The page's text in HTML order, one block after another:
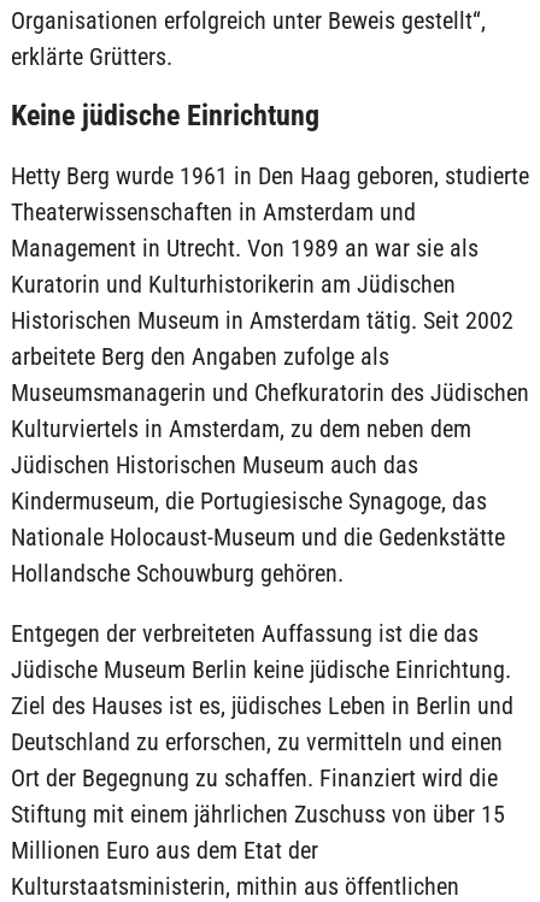
Organisationen erfolgreich unter Beweis gestellt“,
erklärte Grütters.
Keine jüdische Einrichtung
Hetty Berg wurde 1961 in Den Haag geboren, studierte
Theaterwissenschaften in Amsterdam und
Management in Utrecht. Von 1989 an war sie als
Kuratorin und Kulturhistorikerin am Jüdischen
Historischen Museum in Amsterdam tätig. Seit 2002
arbeitete Berg den Angaben zufolge als
Museumsmanagerin und Chefkuratorin des Jüdischen
Kulturviertels in Amsterdam, zu dem neben dem
Jüdischen Historischen Museum auch das
Kindermuseum, die Portugiesische Synagoge, das
Nationale Holocaust-Museum und die Gedenkstätte
Hollandsche Schouwburg gehören.
Entgegen der verbreiteten Auffassung ist die das
Jüdische Museum Berlin keine jüdische Einrichtung.
Ziel des Hauses ist es, jüdisches Leben in Berlin und
Deutschland zu erforschen, zu vermitteln und einen
Ort der Begegnung zu schaffen. Finanziert wird die
Stiftung mit einem jährlichen Zuschuss von über 15
Millionen Euro aus dem Etat der
Kulturstaatsministerin, mithin aus öffentlichen